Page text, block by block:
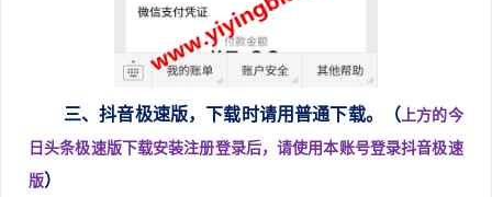
三、抖音极速版，下载时请用普通下载。（ 上方的今
日头条极速版下载安装注册登录后，请使用本账号登录抖音极速
版）